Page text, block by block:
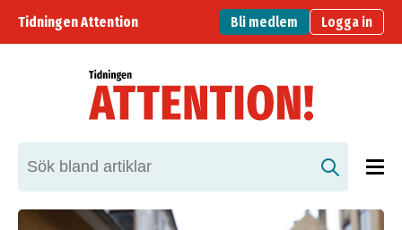
Tidningen Attention Bli medlem Logga in